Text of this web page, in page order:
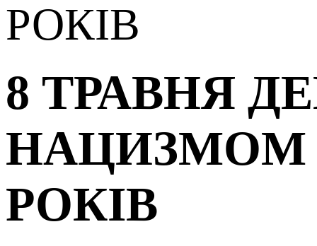
РОКІВ
8 ТРАВНЯ
НАЦИЗМОМ У
РОКІВ